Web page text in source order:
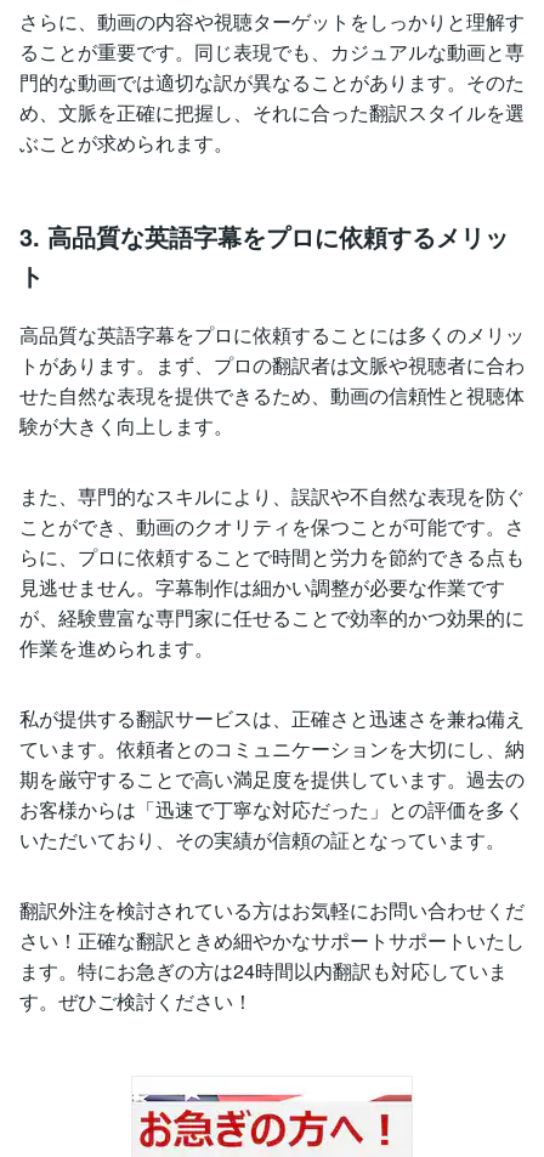
さらに、動画の内容や視聴ターゲットをしっかりと理解す
ることが重要です。同じ表現でも、カジュアルな動画と専
門的な動画では適切な訳が異なることがあります。そのた
め、文脈を正確に把握し、それに合った翻訳スタイルを選
ぶことが求められます。
3. 高品質な英語字幕をプロに依頼するメリッ
ト
高品質な英語字幕をプロに依頼することには多くのメリッ
トがあります。まず、プロの翻訳者は文脈や視聴者に合わ
せた自然な表現を提供できるため、動画の信頼性と視聴体
験が大きく向上します。
また、専門的なスキルにより、誤訳や不自然な表現を防ぐ
ことができ、動画のクオリティを保つことが可能です。さ
らに、プロに依頼することで時間と労力を節約できる点も
見逃せません。字幕制作は細かい調整が必要な作業です
が、経験豊富な専門家に任せることで効率的かつ効果的に
作業を進められます。
私が提供する翻訳サービスは、正確さと迅速さを兼ね備え
ています。依頼者とのコミュニケーションを大切にし、納
期を厳守することで高い満足度を提供しています。過去の
お客様からは「迅速で丁寧な対応だった」との評価を多く
いただいており、その実績が信頼の証となっています。
翻訳外注を検討されている方はお気軽にお問い合わせくだ
さい！正確な翻訳ときめ細やかなサポートサポートいたし
ます。特にお急ぎの方は24時間以内翻訳も対応していま
す。ぜひご検討ください！